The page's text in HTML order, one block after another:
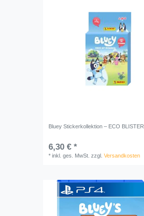
Bluey Stickerkollektion – ECO BLISTER
6,30 € *
*inkl. ges. MwSt. zzgl.Versandkosten